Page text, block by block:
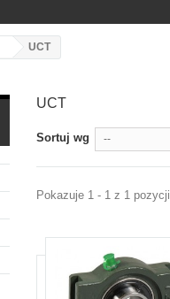
UCT
UCT
Sortuj wg --
Pokazuje 1 - 1 z 1 pozycji